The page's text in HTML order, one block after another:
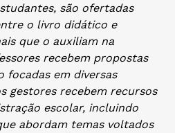
são ofertadas
o livro didático e
que o auxiliam na
recebem propostas
focadas em diversas
gestores recebem recursos
escolar, incluindo
abordam temas voltados